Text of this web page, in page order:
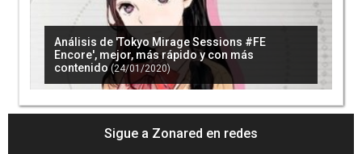
Análisis de 'Tokyo Mirage Sessions #FE
Encore', mejor, más rápido y con más
contenido (24/01/2020)
Sigue a Zonared en redes